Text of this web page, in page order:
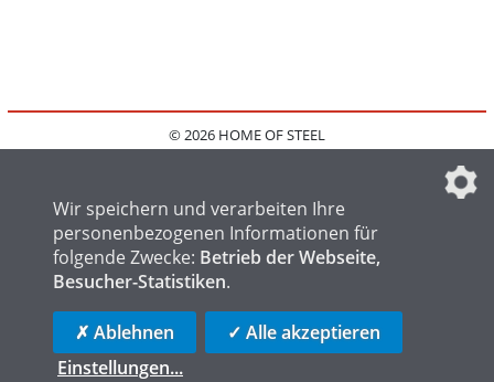
© 2026 HOME OF STEEL
IMPRESSUM
FAQ
DATENSCHUTZEINSTELLUNGEN
HOME OF LOGISTICS
Wir speichern und verarbeiten Ihre
personenbezogenen Informationen für
folgende Zwecke: Betrieb der Webseite,
Besucher-Statistiken.
✗ Ablehnen
✓ Alle akzeptieren
Einstellungen...